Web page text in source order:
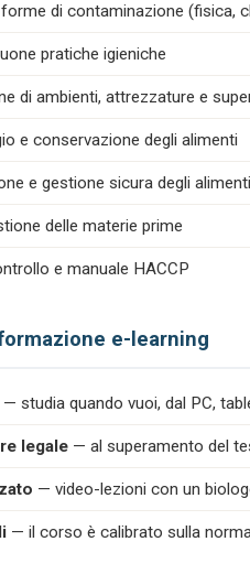
di contaminazione (fisica,
pratiche igieniche
di ambienti, attrezzature e
e conservazione degli alimenti
e gestione sicura degli alimenti
delle materie prime
e manuale HACCP
e-learning
— studia quando vuoi, dal PC,
legale — al superamento del
— video-lezioni con un
— il corso è calibrato sulla